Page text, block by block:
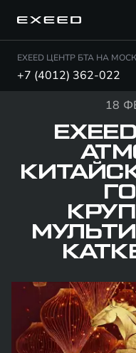
EXEED ЦЕНТР БТА НА
+7 (4012) 362-022
18